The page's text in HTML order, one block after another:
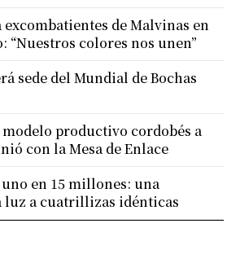
de Malvinas en
“Nuestros colores nos unen”
sede del Mundial de Bochas
productivo cordobés a
con la Mesa de Enlace
en 15 millones: una
luz a cuatrillizas idénticas